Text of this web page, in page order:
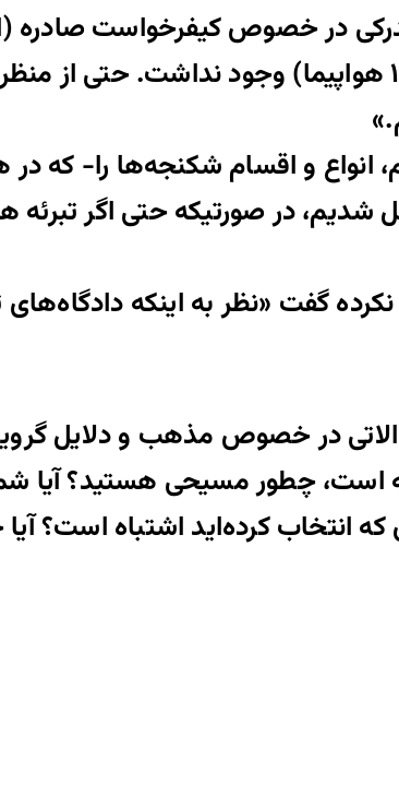
در خصوص کیفرخواست صادره
عمومی از طریق شرکت در تجمع غیرقانونی (ویژه تجمع دی ماه ۱۳۹۸
انواع و اقسام شکنجه‌ها را- که
شدیم، در صورتیکه حتی اگر
گفت «نظر به اینکه دادگاه‌های
در خصوص مذهب و دلایل
چطور مسیحی هستید؟ آیا شما
انتخاب کرده‌اید اشتباه است؟ آیا